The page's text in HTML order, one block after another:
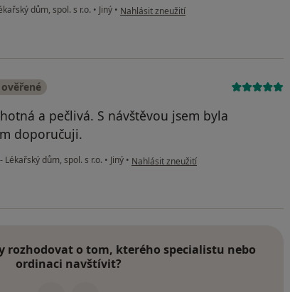
dům, spol. s r.o. • Jiný • podle názoru uživatele Milan M.
Nahlásit zneužití
a pečlivá. S návštěvou jsem byla
doporučuji.
Lékařský dům, spol. s r.o. • Jiný • podle názoru uživatele Jitka Bartošová
Nahlásit zneužití
rozhodovat o tom, kterého specialistu nebo
ordinaci navštívit?